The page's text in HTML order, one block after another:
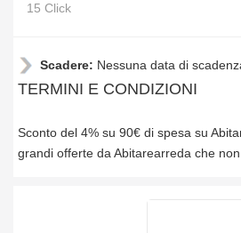
15 Click
Scadere: Nessuna data di
TERMINI E CONDIZIONI
Sconto del 4% su 90€ di spesa su
grandi offerte da Abitarearreda che